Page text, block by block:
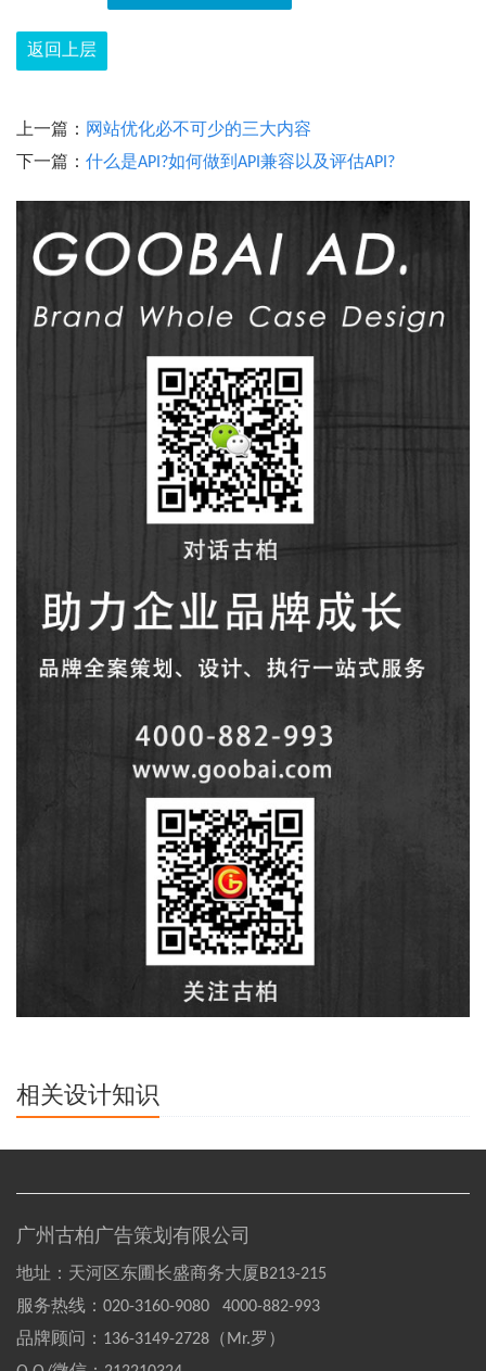
返回上层
上一篇： 网站优化必不可少的三大内容
下一篇： 什么是API?如何做到API兼容以及评估API?
相关设计知识
广州古柏广告策划有限公司
地址：天河区东圃长盛商务大厦B213-215
服务热线： 020-3160-9080 4000-882-993
品牌顾问： 136-3149-2728（Mr.罗）